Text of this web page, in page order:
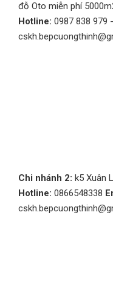
đỗ Oto miễn phí
Hotline: 0987 838 979
Chi nhánh 2: k5 Xuân
Hotline: 0866548338